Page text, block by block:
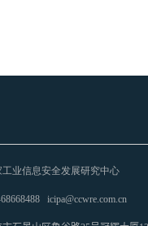
工业信息安全发展研究中心
icipa@ccwre.com.cn